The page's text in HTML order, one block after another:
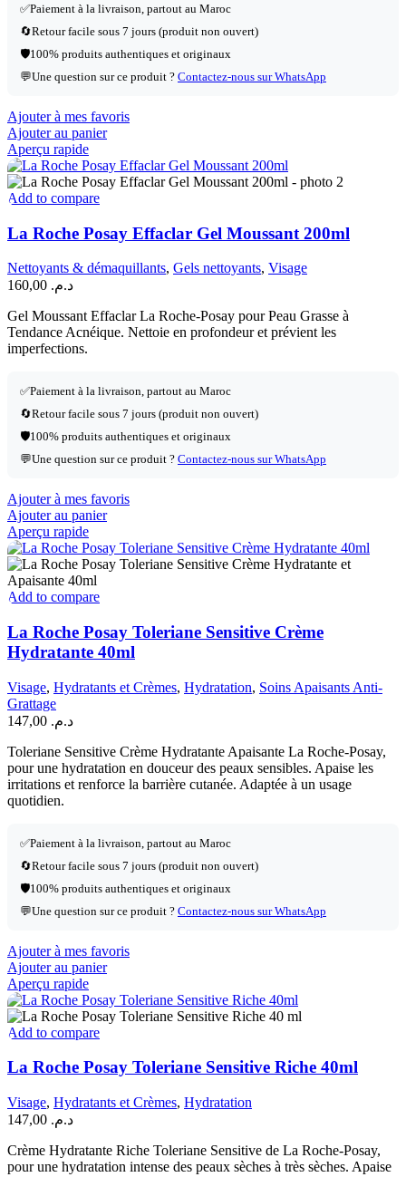
✅Paiement à la livraison, partout au Maroc
🔄Retour facile sous 7 jours (produit non ouvert)
🛡️100% produits authentiques et originaux
💬Une question sur ce produit ? Contactez-nous sur WhatsApp
Ajouter à mes favoris
Ajouter au panier
Aperçu rapide
Add to compare
La Roche Posay Effaclar Gel Moussant 200ml
Nettoyants & démaquillants, Gels nettoyants, Visage
د.م.
Gel Moussant Effaclar La Roche-Posay pour Peau Grasse à
Tendance Acnéique. Nettoie en profondeur et prévient les
imperfections.
✅Paiement à la livraison, partout au Maroc
🔄Retour facile sous 7 jours (produit non ouvert)
🛡️100% produits authentiques et originaux
💬Une question sur ce produit ? Contactez-nous sur WhatsApp
Ajouter à mes favoris
Ajouter au panier
Aperçu rapide
Add to compare
La Roche Posay Toleriane Sensitive Crème
Hydratante 40ml
Visage, Hydratants et Crèmes, Hydratation, Soins Apaisants Anti-
Grattage
د.م.
Toleriane Sensitive Crème Hydratante Apaisante La Roche-Posay,
pour une hydratation en douceur des peaux sensibles. Apaise les
irritations et renforce la barrière cutanée. Adaptée à un usage
quotidien.
✅Paiement à la livraison, partout au Maroc
🔄Retour facile sous 7 jours (produit non ouvert)
🛡️100% produits authentiques et originaux
💬Une question sur ce produit ? Contactez-nous sur WhatsApp
Ajouter à mes favoris
Ajouter au panier
Aperçu rapide
Add to compare
La Roche Posay Toleriane Sensitive Riche 40ml
Visage, Hydratants et Crèmes, Hydratation
د.م.
Crème Hydratante Riche Toleriane Sensitive de La Roche-Posay,
pour une hydratation intense des peaux sèches à très sèches. Apaise